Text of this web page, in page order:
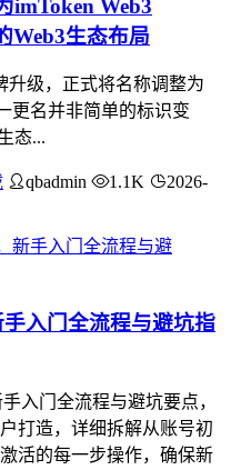
imToken Web3
Web3生态布局
升级，正式将名称调整为
更名并非简单的标识变
态...
qbadmin 1.1K
2026-
入门全流程与避坑指
入门全流程与避坑要点，
打造，详细拆解从账号初
活的每一步操作，确保新